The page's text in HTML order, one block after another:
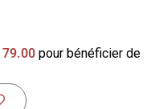
79.00 pour bénéficier de